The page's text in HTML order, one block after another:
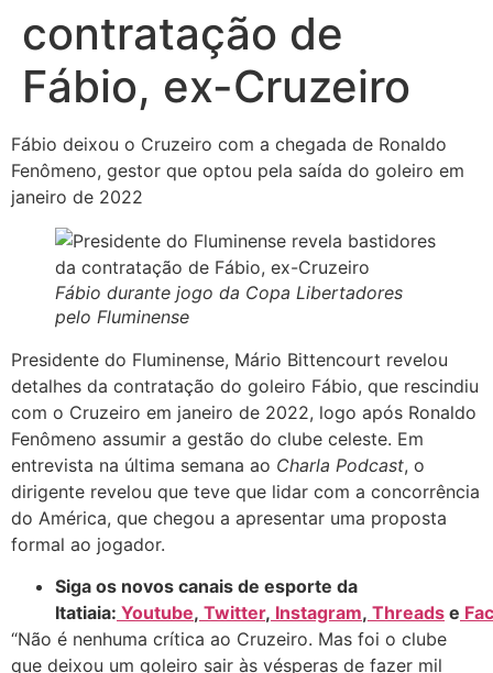
contratação de
Fábio, ex-Cruzeiro
Fábio deixou o Cruzeiro com a chegada de Ronaldo
Fenômeno, gestor que optou pela saída do goleiro em
janeiro de 2022
Fábio durante jogo da Copa Libertadores
pelo Fluminense
Presidente do Fluminense, Mário Bittencourt revelou
detalhes da contratação do goleiro Fábio, que rescindiu
com o Cruzeiro em janeiro de 2022, logo após Ronaldo
Fenômeno assumir a gestão do clube celeste. Em
entrevista na última semana ao Charla Podcast, o
dirigente revelou que teve que lidar com a concorrência
do América, que chegou a apresentar uma proposta
formal ao jogador.
Siga os novos canais de esporte da
Itatiaia: Youtube, Twitter, Instagram, Threads e
“Não é nenhuma crítica ao Cruzeiro. Mas foi o clube
que deixou um goleiro sair às vésperas de fazer mil